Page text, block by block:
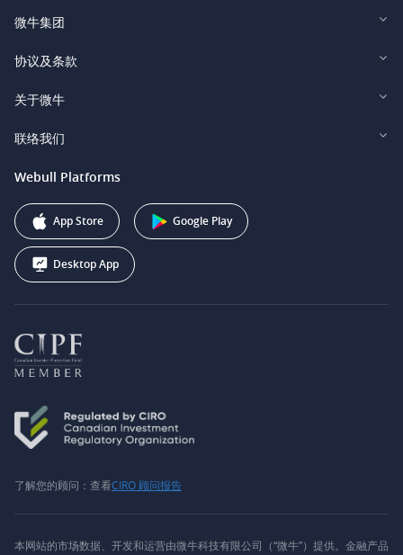
微牛集团
Webull Financial LLC (US)
Webull Securities South Africa (Pty) Ltd.
Webull Securities (Australia) Pty. Ltd.
Webull Corporation
协议及条款
Legal and Disclosures
关于微牛
投资者关系
联络我们
support@webull.ca
+1 (888) 228-0958
Webull Platforms
App Store Google Play
Desktop App
了解您的顾问：查看CIRO 顾问报告
本网站的市场数据、开发和运营由微牛科技有限公司（“微牛”）提供。金融产品